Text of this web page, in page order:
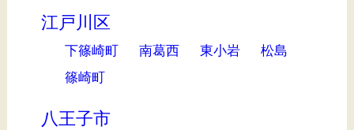
江戸川区
下篠崎町 南葛西 東小岩
松島
篠崎町
八王子市